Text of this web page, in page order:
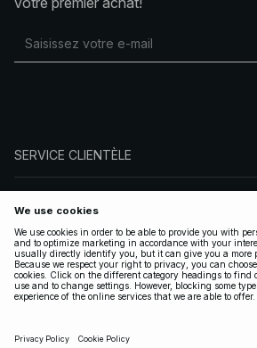
SERVICE CLIENTÈLE
SUIVEZ-NOUS
LÉGAL